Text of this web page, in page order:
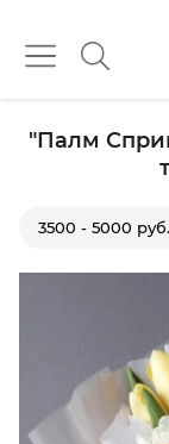
"Палм
3500 - 5000 руб.